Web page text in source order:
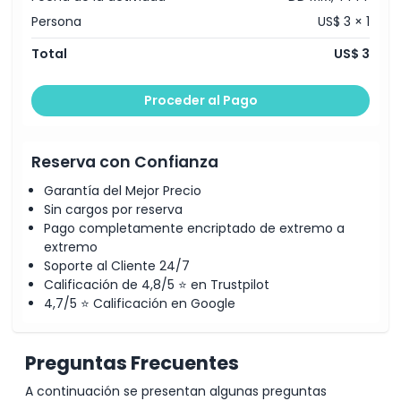
Cosas a Saber
Ubicación
Cómo Llegar
Cómo Canjear
Política de Cancelación
Persona
US$ 3 × 1
Total
US$ 3
Proceder al Pago
Reserva con Confianza
Garantía del Mejor Precio
Sin cargos por reserva
Pago completamente encriptado de extremo a
extremo
Soporte al Cliente 24/7
Calificación de 4,8/5 ⭐ en Trustpilot
4,7/5 ⭐ Calificación en Google
Preguntas Frecuentes
A continuación se presentan algunas preguntas